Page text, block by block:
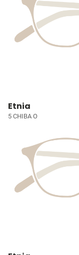
Etnia
5 CHIBA O